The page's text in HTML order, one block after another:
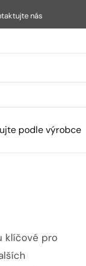
nás
podle výrobce
klíčové pro